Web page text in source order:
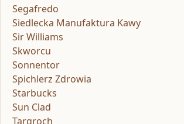
Segafredo
Siedlecka Manufaktura Kawy
Sir Williams
Skworcu
Sonnentor
Spichlerz Zdrowia
Starbucks
Sun Clad
Targroch